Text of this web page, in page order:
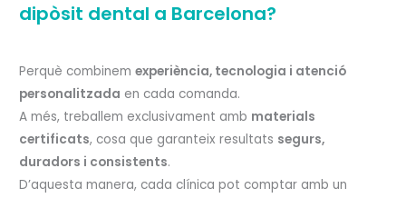
dipòsit dental a Barcelona?
Perquè combinemexperiència, tecnologia i atenció
personalitzada en cada comanda.
A més, treballem exclusivament amb materials
certificats, cosa que garanteix resultats segurs,
duradors i consistents.
D’aquesta manera, cada clínica pot comptar amb un